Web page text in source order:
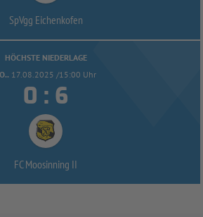
SpVgg Eichenkofen
HÖCHSTE NIEDERLAGE
17.08.2025 /15:00 Uhr
 : 
FC Moosinning II